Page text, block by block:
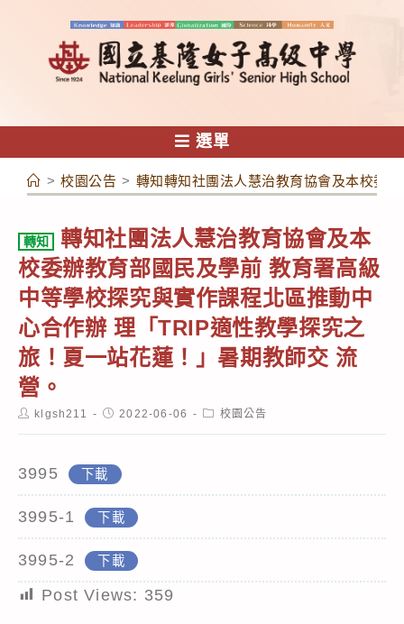
容
選單
> 校園公告 > 轉知轉知社團法人慧治教育協會及本校委
轉知
轉知社團法人慧治教育協會及本
校委辦教育部國民及學前 教育署高級
中等學校探究與實作課程北區推動中
心合作辦 理「TRIP適性教學探究之
旅！夏一站花蓮！」暑期教師交 流
營。
Postklgsh211
Post2022-06-06
Post校園公告
3995 下載
3995-1 下載
3995-2 下載
Post Views: 359